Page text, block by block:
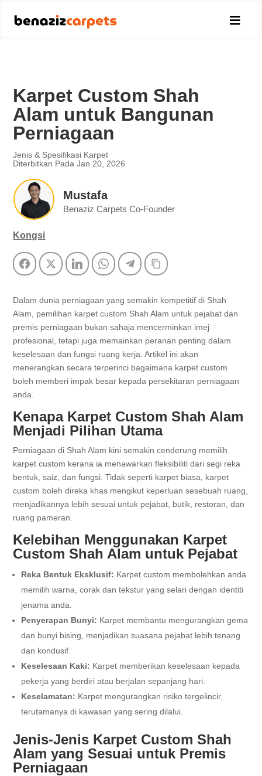

Karpet Custom Shah
Alam untuk Bangunan
Perniagaan
Jenis & Spesifikasi Karpet
Diterbitkan Pada Jan 20, 2026
Mustafa
Benaziz Carpets Co-Founder
Kongsi
FacebookTwitter LinkedInWhatsAppTelegramCopy Link
Dalam dunia perniagaan yang semakin kompetitif di Shah
Alam, pemilihan karpet custom Shah Alam untuk pejabat dan
premis perniagaan bukan sahaja mencerminkan imej
profesional, tetapi juga memainkan peranan penting dalam
keselesaan dan fungsi ruang kerja. Artikel ini akan
menerangkan secara terperinci bagaimana karpet custom
boleh memberi impak besar kepada persekitaran perniagaan
anda.
Kenapa Karpet Custom Shah Alam
Menjadi Pilihan Utama
Perniagaan di Shah Alam kini semakin cenderung memilih
karpet custom kerana ia menawarkan fleksibiliti dari segi reka
bentuk, saiz, dan fungsi. Tidak seperti karpet biasa, karpet
custom boleh direka khas mengikut keperluan sesebuah ruang,
menjadikannya lebih sesuai untuk pejabat, butik, restoran, dan
ruang pameran.
Kelebihan Menggunakan Karpet
Custom Shah Alam untuk Pejabat
Reka Bentuk Eksklusif: Karpet custom membolehkan anda
memilih warna, corak dan tekstur yang selari dengan identiti
jenama anda.
Penyerapan Bunyi: Karpet membantu mengurangkan gema
dan bunyi bising, menjadikan suasana pejabat lebih tenang
dan kondusif.
Keselesaan Kaki: Karpet memberikan keselesaan kepada
pekerja yang berdiri atau berjalan sepanjang hari.
Keselamatan: Karpet mengurangkan risiko tergelincir,
terutamanya di kawasan yang sering dilalui.
Jenis-Jenis Karpet Custom Shah
Alam yang Sesuai untuk Premis
Perniagaan